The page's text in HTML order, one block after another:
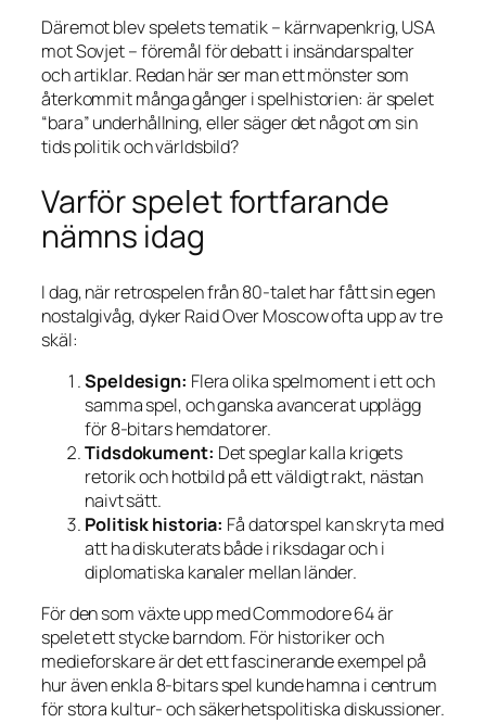
Däremot blev spelets tematik – kärnvapenkrig, USA
mot Sovjet – föremål för debatt i insändarspalter
och artiklar. Redan här ser man ett mönster som
återkommit många gånger i spelhistorien: är spelet
“bara” underhållning, eller säger det något om sin
tids politik och världsbild?
Varför spelet fortfarande
nämns idag
I dag, när retrospelen från 80-talet har fått sin egen
nostalgivåg, dykerRaid Over Moscowofta upp av tre
skäl:
Speldesign: Flera olika spelmoment i ett och
samma spel, och ganska avancerat upplägg
för 8-bitars hemdatorer.
Tidsdokument: Det speglar kalla krigets
retorik och hotbild på ett väldigt rakt, nästan
naivt sätt.
Politisk historia: Få dator­spel kan skryta med
att ha diskuterats både i riksdagar och i
diplomatiska kanaler mellan länder.
För den som växte upp med Commodore 64 är
spelet ett stycke barndom. För historiker och
medieforskare är det ett fascinerande exempel på
hur även enkla 8-bitars spel kunde hamna i centrum
för stora kultur- och säkerhetspolitiska diskussioner.